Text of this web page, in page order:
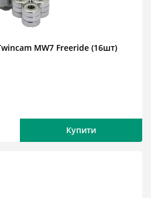
MW7 Freeride (16шт)
Купити